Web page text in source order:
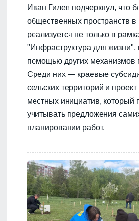
Иван Гилев подчеркнул, что
общественных пространств в
реализуется не только в
"Инфраструктура для жизни",
помощью других механизмов
Среди них — краевые
сельских территорий и
местных инициатив, который
учитывать предложения
планировании работ.